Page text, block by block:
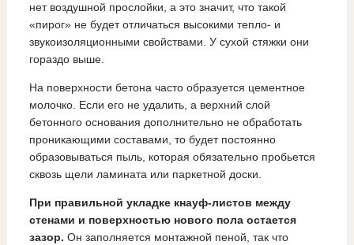
нет воздушной прослойки, а это значит, что такой
«пирог» не будет отличаться высокими тепло- и
звукоизоляционными свойствами. У сухой стяжки они
гораздо выше.
На поверхности бетона часто образуется цементное
молочко. Если его не удалить, а верхний слой
бетонного основания дополнительно не обработать
проникающими составами, то будет постоянно
образовываться пыль, которая обязательно пробьется
сквозь щели ламината или паркетной доски.
При правильной укладке кнауф-листов между
стенами и поверхностью нового пола остается
зазор. Он заполняется монтажной пеной, так что